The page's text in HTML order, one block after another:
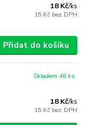
18 Kč/ks
15 Kč bez DPH
Přidat do košíku
18 Kč/ks
15 Kč bez DPH
Skladem 46 ks